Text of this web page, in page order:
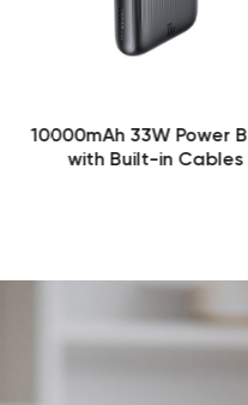
True 15W Foldable
Charger